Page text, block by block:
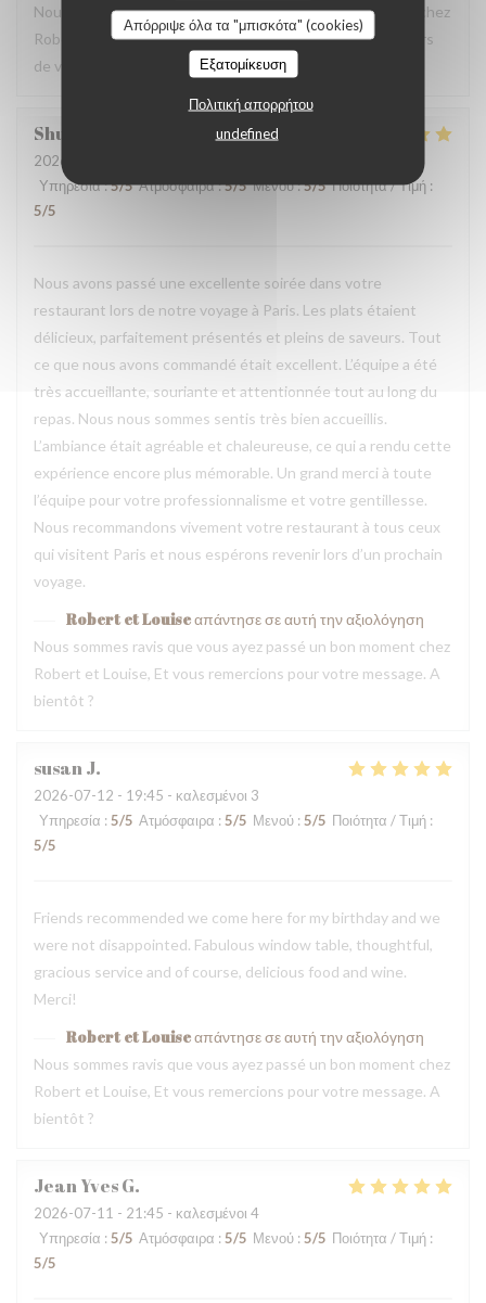
Απόρριψε όλα τα "μπισκότα" (cookies)
Εξατομίκευση
Πολιτική απορρήτου
undefined
Nous sommes ravis que vous ayez passé un bon moment chez
Robert et Louise, que nous serons heureux de rééditer lors
de votre prochain passage.
Shunkuei
2026-07-16
Υπηρεσία:5/5 Ατμόσφαιρα:5/5 Μενού:5/5 Ποιότητα / Τιμή :
5/5
Nous avons passé une excellente soirée dans votre
restaurant lors de notre voyage à Paris. Les plats étaient
délicieux, parfaitement présentés et pleins de saveurs. Tout
ce que nous avons commandé était excellent. L’équipe a été
très accueillante, souriante et attentionnée tout au long du
repas. Nous nous sommes sentis très bien accueillis.
L’ambiance était agréable et chaleureuse, ce qui a rendu cette
expérience encore plus mémorable. Un grand merci à toute
l’équipe pour votre professionnalisme et votre gentillesse.
Nous recommandons vivement votre restaurant à tous ceux
qui visitent Paris et nous espérons revenir lors d’un prochain
voyage.
Robert et Louiseαπάντησε σε αυτή την αξιολόγηση
Nous sommes ravis que vous ayez passé un bon moment chez
Robert et Louise, Et vous remercions pour votre message. A
bientôt ?
susanJ
2026-07-12 - 19:45 - καλεσμένοι 3
Υπηρεσία : 5/5 Ατμόσφαιρα : 5/5 Μενού : 5/5 Ποιότητα / Τιμή :
5/5
Friends recommended we come here for my birthday and we
were not disappointed. Fabulous window table, thoughtful,
gracious service and of course, delicious food and wine.
Merci!
Robert et Louiseαπάντησε σε αυτή την αξιολόγηση
Nous sommes ravis que vous ayez passé un bon moment chez
Robert et Louise, Et vous remercions pour votre message. A
bientôt ?
Jean YvesG
2026-07-11 - 21:45 - καλεσμένοι 4
Υπηρεσία : 5/5 Ατμόσφαιρα : 5/5 Μενού : 5/5 Ποιότητα / Τιμή :
5/5